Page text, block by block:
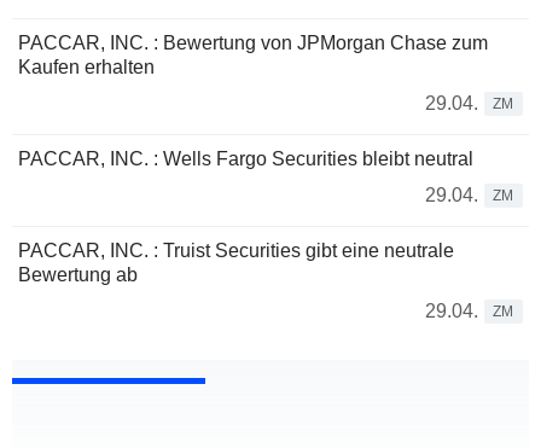
PACCAR, INC. : Bewertung von JPMorgan Chase zum
Kaufen erhalten
29.04.
ZM
PACCAR, INC. : Wells Fargo Securities bleibt neutral
29.04.
ZM
PACCAR, INC. : Truist Securities gibt eine neutrale
Bewertung ab
29.04.
ZM